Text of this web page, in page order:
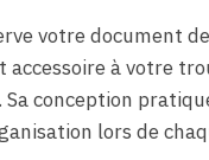
votre document
à votre
conception
lors de